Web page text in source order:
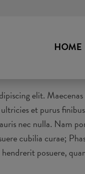
HOME
elit.
et purus
nec nulla. Nam
cubilia curae;
posuere,